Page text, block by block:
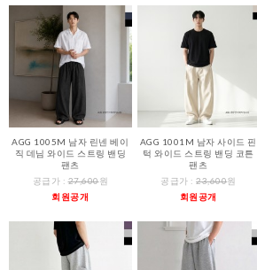
AGG 1005M 남자 린넨 베이
직 데님 와이드 스트링 밴딩
팬츠
공급가 :27,600원
회원공개
AGG 1001M 남자 사이드 핀
턱 와이드 스트링 밴딩 코튼
팬츠
공급가 :23,600원
회원공개